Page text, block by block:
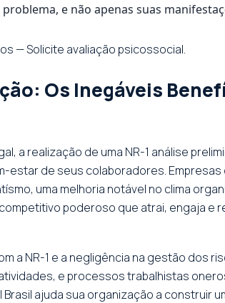
e não apenas suas
— Solicite avaliação psicossocial.
Os Inegáveis
a realização de uma NR-1 análise
estar de seus colaboradores.
uma melhoria notável no clima
poderoso que atrai, engaja e
a NR-1 e a negligência na gestão dos
e processos trabalhistas
Brasil ajuda sua organização a